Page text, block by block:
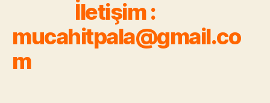
İletişim :
mucahitpala@gmail.co
m